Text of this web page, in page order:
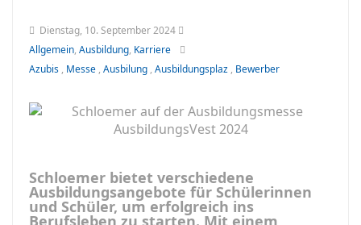
Dienstag, 10. September 2024
Allgemein, Ausbildung, Karriere
Azubis , Messe , Ausbilung , Ausbildungsplaz , Bewerber
Schloemer bietet verschiedene
Ausbildungsangebote für Schülerinnen
und Schüler, um erfolgreich ins
Berufsleben zu starten. Mit einem